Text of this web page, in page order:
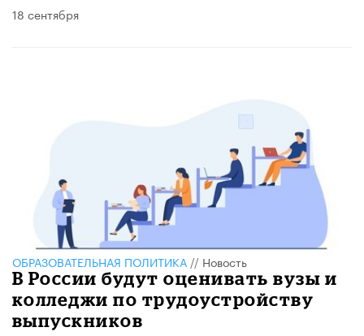
18 сентября
ОБРАЗОВАТЕЛЬНАЯ ПОЛИТИКА // Новость
В России будут оценивать вузы и
колледжи по трудоустройству
выпускников